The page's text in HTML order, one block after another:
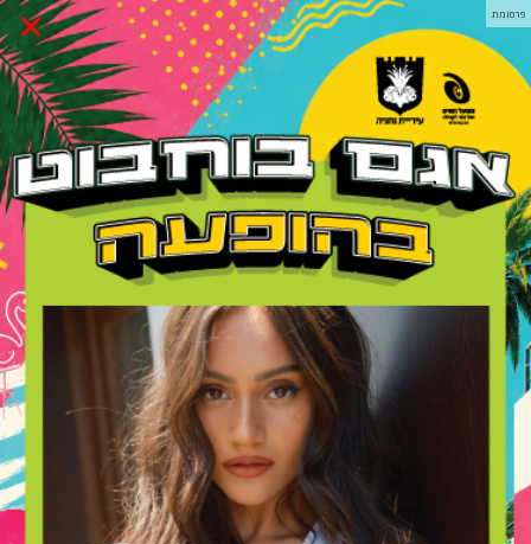
× פרסומת